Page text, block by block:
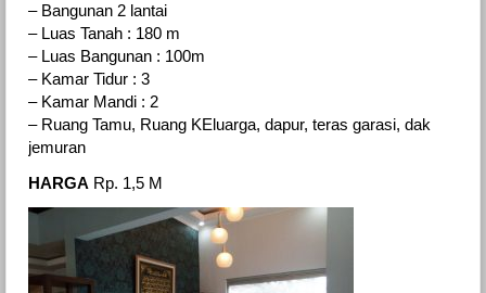
– Bangunan 2 lantai
– Luas Tanah : 180 m
– Luas Bangunan : 100m
– Kamar Tidur : 3
– Kamar Mandi : 2
– Ruang Tamu, Ruang KEluarga, dapur, teras garasi, dak
jemuran
HARGA Rp. 1,5 M